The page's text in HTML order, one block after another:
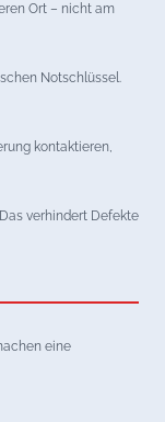
Ort – nicht am
Notschlüssel.
kontaktieren,
verhindert Defekte
eine